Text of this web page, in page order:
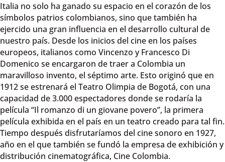
Italia no solo ha ganado su espacio en el corazón de los
símbolos patrios colombianos, sino que también ha
ejercido una gran influencia en el desarrollo cultural de
nuestro país. Desde los inicios del cine en los países
europeos, italianos como Vincenzo y Francesco Di
Domenico se encargaron de traer a Colombia un
maravilloso invento, el séptimo arte. Esto originó que en
1912 se estrenará el Teatro Olimpia de Bogotá, con una
capacidad de 3.000 espectadores donde se rodaría la
película “Il romanzo di un giovane povero”, la primera
película exhibida en el país en un teatro creado para tal fin.
Tiempo después disfrutaríamos del cine sonoro en 1927,
año en el que también se fundó la empresa de exhibición y
distribución cinematográfica, Cine Colombia.